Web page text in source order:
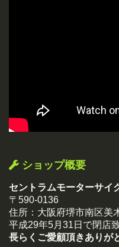
ショップ概要
セントラムモーターサイ
〒590-0136
住所：大阪府堺市南区美
平成29年5月31日で閉店
長らくご愛顧頂きありが